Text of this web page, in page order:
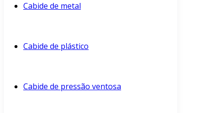
Cabide de metal
Cabide de plástico
Cabide de pressão ventosa